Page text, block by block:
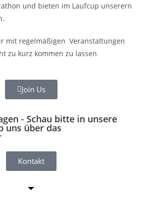
und bieten im Laufcup unserern
mit regelmäßigen Veranstaltungen
zu kurz kommen zu lassen
Join Us
- Schau bitte in unsere
uns über das
Kontakt